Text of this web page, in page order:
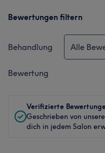
Bewertungen filtern
Behandlung Alle
Bewertung
Verifizierte
Geschrieben von
dich in jedem Salon